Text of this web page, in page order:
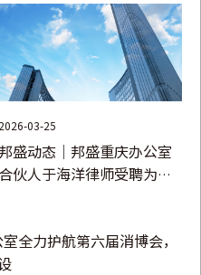
2026-03-25
邦盛动态｜邦盛重庆办公室
合伙人于海洋律师受聘为重
全力护航第六届消博会，